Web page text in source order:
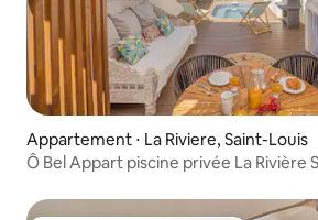
Appartement ⋅ La Riviere, Saint-Louis
Ô Bel Appart piscine privée La Rivière